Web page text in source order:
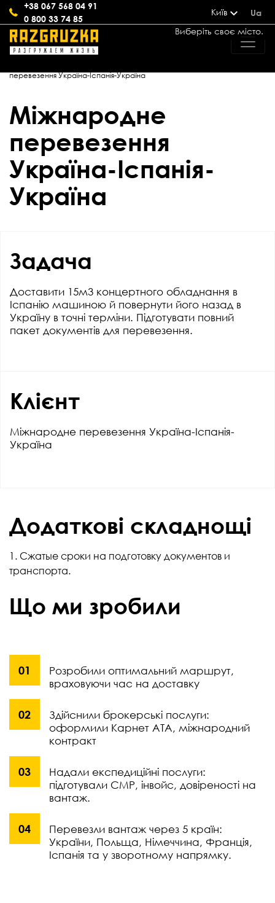
+38 067 568 04 91
0 800 33 74 85
Київ Ua
перевезення Україна-Іспанія-Україна
Міжнародне
перевезення
Україна-Іспанія-
Україна
Задача
Доставити 15м3 концертного обладнання в
Іспанію машиною й повернути його назад в
Україну в точні терміни. Підготувати повний
пакет документів для перевезення.
Клієнт
Міжнародне перевезення Україна-Іспанія-
Україна
Додаткові складнощі
1. Сжатые сроки на подготовку документов и
транспорта.
Що ми зробили
Розробили оптимальний маршрут,
враховуючи час на доставку
Здійснили брокерські послуги:
оформили Карнет АТА, міжнародний
контракт
Надали експедиційні послуги:
підготували СМР, інвойс, довіреності на
вантаж.
Перевезли вантаж через 5 країн:
України, Польща, Німеччина, Франція,
Іспанія та у зворотному напрямку.
Виберіть своє місто.